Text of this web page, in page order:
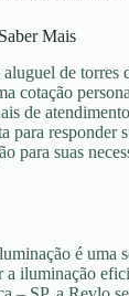
Mais
aluguel de torres
cotação
de
para responder
para suas
é uma
a iluminação